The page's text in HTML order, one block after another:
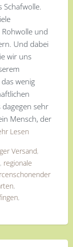
und
Und dabei
wir uns
wenig
sehr
Mensch, der
Lesen
Versand,
, regionale
,
,